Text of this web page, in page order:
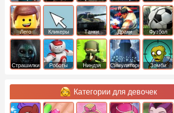
Страйк
Лего Кликеры Танки Драки Футбол
Страшилки Роботы Ниндзя Симуляторы Зомби
Категории для девочек